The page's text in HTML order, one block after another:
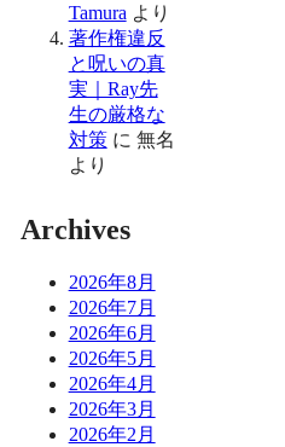
Tamura より
著作権違反
と呪いの真
実｜Ray先
生の厳格な
対策に 無名
より
Archives
2026年8月
2026年7月
2026年6月
2026年5月
2026年4月
2026年3月
2026年2月